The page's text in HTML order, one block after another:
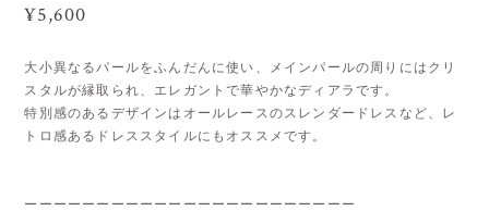
¥5,600
大小異なるパールをふんだんに使い、メインパールの周りにはクリ
スタルが縁取られ、エレガントで華やかなディアラです。
特別感のあるデザインはオールレースのスレンダードレスなど、レ
トロ感あるドレススタイルにもオススメです。
ーーーーーーーーーーーーーーーーーーーーーーー